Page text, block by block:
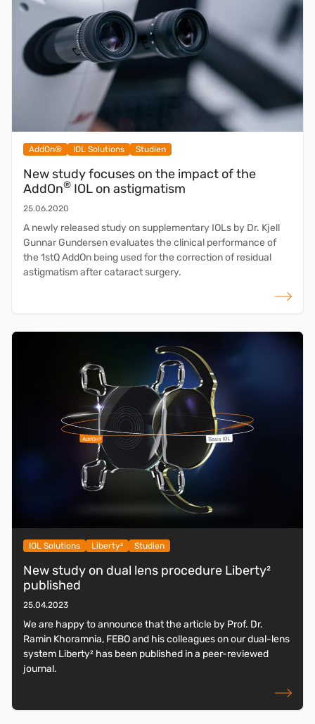
AddOn® IOL Solutions Studien
New study focuses on the impact of the
AddOn® IOL on astigmatism
25.06.2020
A newly released study on supplementary IOLs by Dr. Kjell
Gunnar Gundersen evaluates the clinical performance of
the 1stQ AddOn being used for the correction of residual
astigmatism after cataract surgery.
IOL Solutions Liberty² Studien
New study on dual lens procedure Liberty²
published
25.04.2023
We are happy to announce that the article by Prof. Dr.
Ramin Khoramnia, FEBO and his colleagues on our dual-lens
system Liberty² has been published in a peer-reviewed
journal.